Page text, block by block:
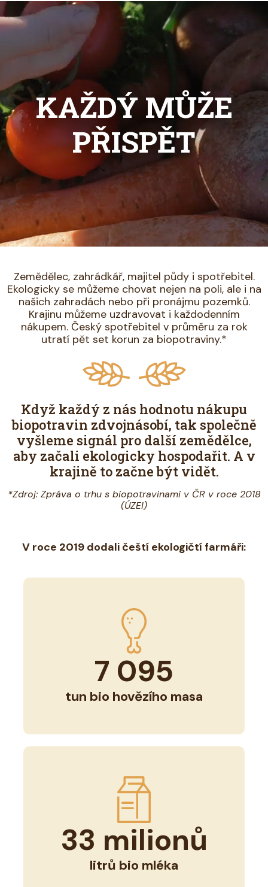
KAŽDÝ MŮŽE
PŘISPĚT
Zemědělec, zahrádkář, majitel půdy i spotřebitel.
Ekologicky se můžeme chovat nejen na poli, ale i na
našich zahradách nebo při pronájmu pozemků.
Krajinu můžeme uzdravovat i každodenním
nákupem. Český spotřebitel v průměru za rok
utratí pět set korun za biopotraviny.*
Když každý z nás hodnotu nákupu
biopotravin zdvojnásobí, tak společně
vyšleme signál pro další zemědělce,
aby začali ekologicky hospodařit. A v
krajině to začne být vidět.
*Zdroj: Zpráva o trhu s biopotravinami v ČR v roce 2018
(ÚZEI)
V roce 2019 dodali čeští ekologičtí farmáři:
7 095
tun bio hovězího masa
33 milionů
litrů bio mléka